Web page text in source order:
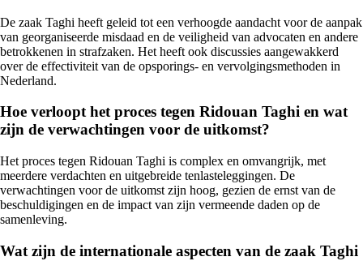
De zaak Taghi heeft geleid tot een verhoogde aandacht voor de aanpak
van georganiseerde misdaad en de veiligheid van advocaten en andere
betrokkenen in strafzaken. Het heeft ook discussies aangewakkerd
over de effectiviteit van de opsporings- en vervolgingsmethoden in
Nederland.
Hoe verloopt het proces tegen Ridouan Taghi en wat
zijn de verwachtingen voor de uitkomst?
Het proces tegen Ridouan Taghi is complex en omvangrijk, met
meerdere verdachten en uitgebreide tenlasteleggingen. De
verwachtingen voor de uitkomst zijn hoog, gezien de ernst van de
beschuldigingen en de impact van zijn vermeende daden op de
samenleving.
Wat zijn de internationale aspecten van de zaak Taghi